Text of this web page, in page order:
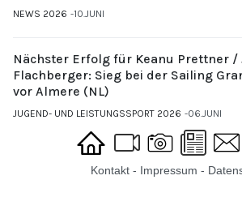
NEWS 2026 10.JUNI
Nächster Erfolg für Keanu Prettner /
Flachberger: Sieg bei der Sailing
vor Almere (NL)
JUGEND- UND LEISTUNGSSPORT 2026 06.JUNI
Kontakt - Impressum -